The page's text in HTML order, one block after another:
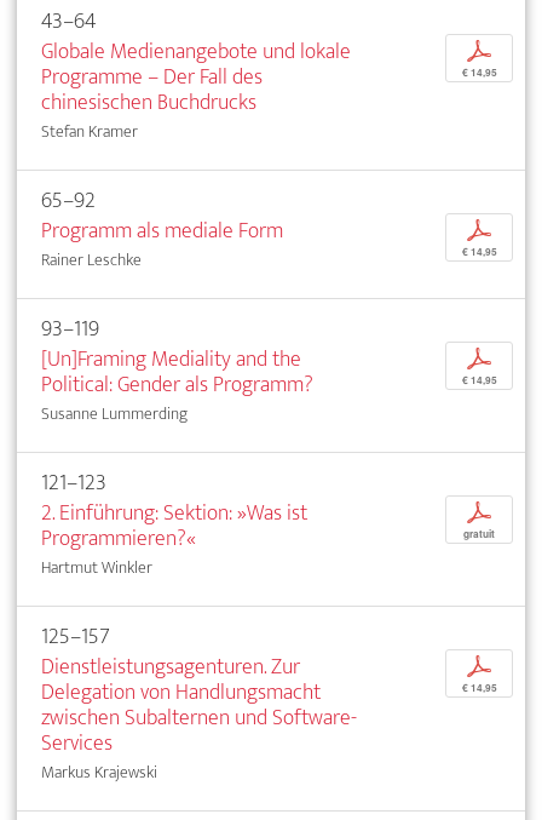
43–64
Globale Medienangebote und lokale
Programme – Der Fall des
chinesischen Buchdrucks
Stefan Kramer
p
€ 14,95
65–92
Programm als mediale Form
Rainer Leschke
p
€ 14,95
93–119
[Un]Framing Mediality and the
Political: Gender als Programm?
Susanne Lummerding
p
€ 14,95
121–123
2. Einführung: Sektion: »Was ist
Programmieren?«
Hartmut Winkler
p
gratuit
125–157
Dienstleistungsagenturen. Zur
Delegation von Handlungsmacht
zwischen Subalternen und Software-
Services
Markus Krajewski
p
€ 14,95